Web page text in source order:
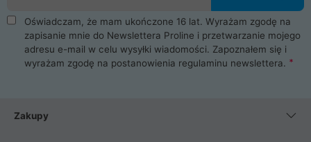
Oświadczam, że mam ukończone 16 lat. Wyrażam zgodę na
zapisanie mnie do Newslettera Proline i przetwarzanie mojego
adresu e-mail w celu wysyłki wiadomości. Zapoznałem się i
wyrażam zgodę na postanowienia regulaminu newslettera.
Zakupy